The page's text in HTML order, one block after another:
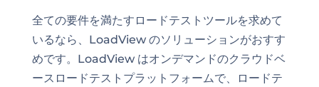
全ての要件を満たすロードテストツールを求めて
いるなら、LoadView のソリューションがおすす
めです。LoadView はオンデマンドのクラウドベ
ースロードテストプラットフォームで、ロードテ